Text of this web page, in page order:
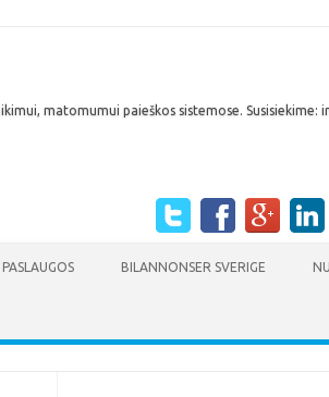
matomumui paieškos sistemose. Susisiekime:
PASLAUGOS BILANNONSER SVERIGE